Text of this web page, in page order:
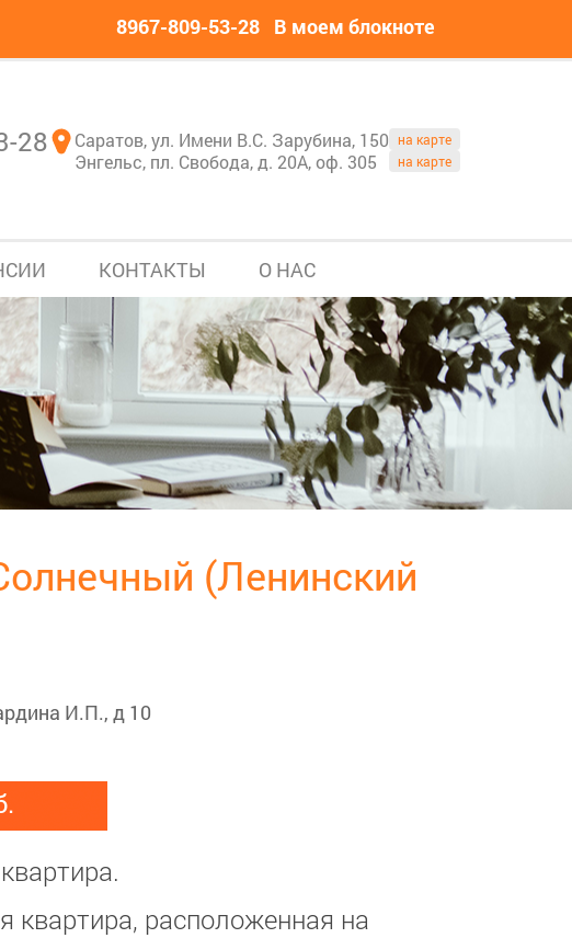
8967-809-53-28 В моем блокноте
28 Саратов, ул. Имени В.С. Зарубина, 150 на карте
Энгельс, пл. Свобода, д. 20А, оф. 305 на карте
КОНТАКТЫ О НАС
(Ленинский
И.П., д 10
квартира, расположенная на